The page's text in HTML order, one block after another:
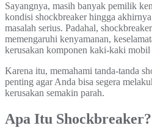
Sayangnya, masih banyak pemilik
kondisi shockbreaker hingga
masalah serius. Padahal,
memengaruhi kenyamanan,
kerusakan komponen kaki-kaki mobil
Karena itu, memahami tanda-tanda
penting agar Anda bisa segera
kerusakan semakin parah.
Apa Itu Shockbreaker?